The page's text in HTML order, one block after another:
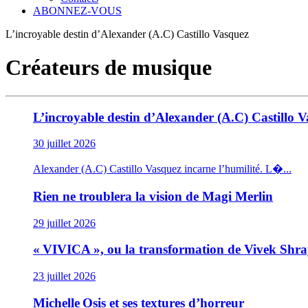
ABONNEZ-VOUS
L’incroyable destin d’Alexander (A.C) Castillo Vasquez
Créateurs de musique
L’incroyable destin d’Alexander (A.C) Castillo
30 juillet 2026
Alexander (A.C) Castillo Vasquez incarne l’humilité. L�...
Rien ne troublera la vision de Magi Merlin
29 juillet 2026
« VIVICA », ou la transformation de Vivek
23 juillet 2026
Michelle Osis et ses textures d’horreur